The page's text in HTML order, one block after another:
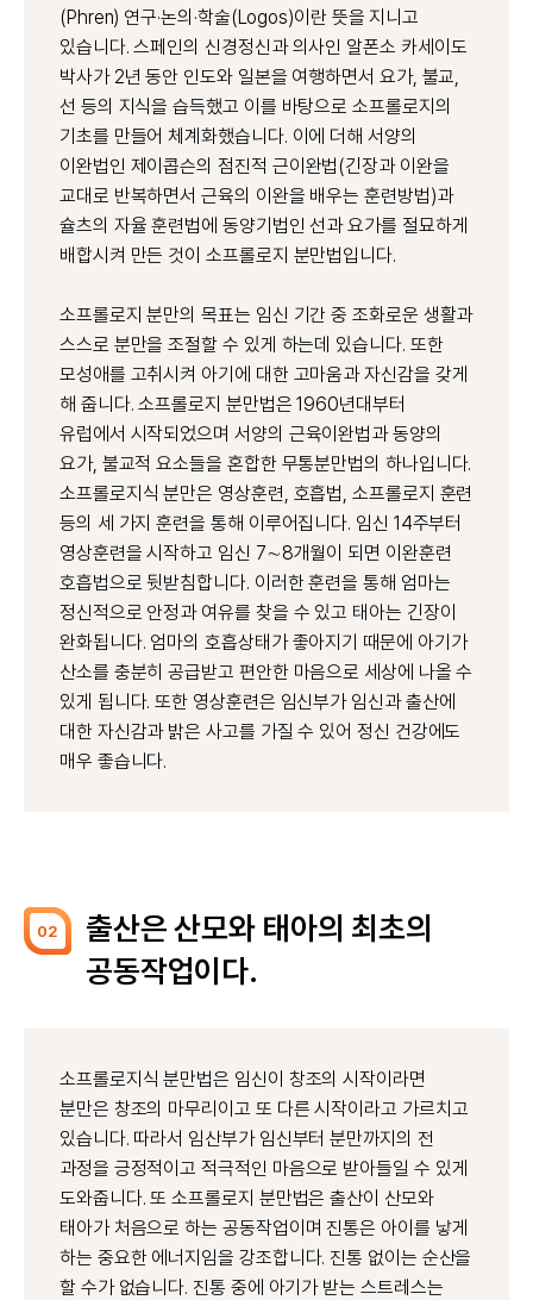
(Phren) 연구·논의·학술(Logos)이란 뜻을 지니고
있습니다. 스페인의 신경정신과 의사인 알폰소 카세이도
박사가 2년 동안 인도와 일본을 여행하면서 요가, 불교,
선 등의 지식을 습득했고 이를 바탕으로 소프롤로지의
기초를 만들어 체계화했습니다. 이에 더해 서양의
이완법인 제이콥슨의 점진적 근이완법(긴장과 이완을
교대로 반복하면서 근육의 이완을 배우는 훈련방법)과
슐츠의 자율 훈련법에 동양기법인 선과 요가를 절묘하게
배합시켜 만든 것이 소프롤로지 분만법입니다.
소프롤로지 분만의 목표는 임신 기간 중 조화로운 생활과
스스로 분만을 조절할 수 있게 하는데 있습니다. 또한
모성애를 고취시켜 아기에 대한 고마움과 자신감을 갖게
해 줍니다. 소프롤로지 분만법은 1960년대부터
유럽에서 시작되었으며 서양의 근육이완법과 동양의
요가, 불교적 요소들을 혼합한 무통분만법의 하나입니다.
소프롤로지식 분만은 영상훈련, 호흡법, 소프롤로지 훈련
등의 세 가지 훈련을 통해 이루어집니다. 임신 14주부터
영상훈련을 시작하고 임신 7∼8개월이 되면 이완훈련
호흡법으로 뒷받침합니다. 이러한 훈련을 통해 엄마는
정신적으로 안정과 여유를 찾을 수 있고 태아는 긴장이
완화됩니다. 엄마의 호흡상태가 좋아지기 때문에 아기가
산소를 충분히 공급받고 편안한 마음으로 세상에 나올 수
있게 됩니다. 또한 영상훈련은 임신부가 임신과 출산에
대한 자신감과 밝은 사고를 가질 수 있어 정신 건강에도
매우 좋습니다.
02
출산은 산모와 태아의 최초의
공동작업이다.
소프롤로지식 분만법은 임신이 창조의 시작이라면
분만은 창조의 마무리이고 또 다른 시작이라고 가르치고
있습니다. 따라서 임산부가 임신부터 분만까지의 전
과정을 긍정적이고 적극적인 마음으로 받아들일 수 있게
도와줍니다. 또 소프롤로지 분만법은 출산이 산모와
태아가 처음으로 하는 공동작업이며 진통은 아이를 낳게
하는 중요한 에너지임을 강조합니다. 진통 없이는 순산을
할 수가 없습니다. 진통 중에 아기가 받는 스트레스는